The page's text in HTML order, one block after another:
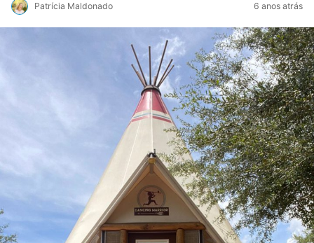
Patrícia Maldonado 6 anos atrás